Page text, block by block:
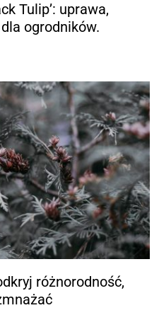
Tulip’: uprawa,
ogrodników.
różnorodność,